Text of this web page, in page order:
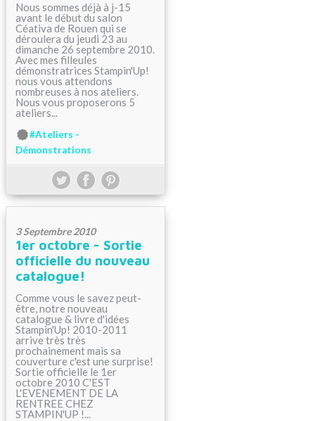
Nous sommes déjà à j-15
avant le début du salon
Céativa de Rouen qui se
déroulera du jeudi 23 au
dimanche 26 septembre 2010.
Avec mes filleules
démonstratrices Stampin'Up!
nous vous attendons
nombreuses à nos ateliers.
Nous vous proposerons 5
ateliers...
#Ateliers -
Démonstrations
3 Septembre 2010
1er octobre - Sortie
officielle du nouveau
catalogue!
Comme vous le savez peut-
être, notre nouveau
catalogue & livre d'idées
Stampin'Up! 2010-2011
arrive très très
prochainement mais sa
couverture c'est une surprise!
Sortie officielle le 1er
octobre 2010 C'EST
L'EVENEMENT DE LA
RENTREE CHEZ
STAMPIN'UP !...